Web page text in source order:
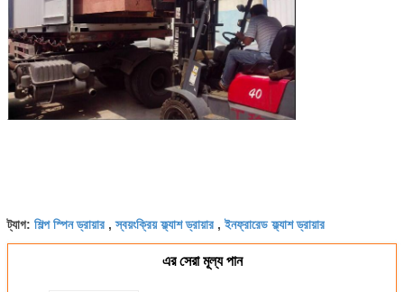
ট্যাগ: শিল্প স্পিন ড্রায়ার ,স্বয়ংক্রিয় ফ্ল্যাশ ড্রায়ার ,ইনফ্রারেড ফ্ল্যাশ ড্রায়ার
এর সেরা মূল্য পান